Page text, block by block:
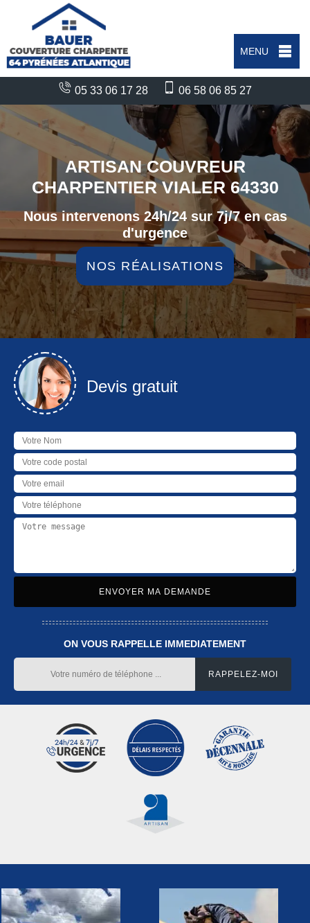
MENU
05 33 06 17 28 06 58 06 85 27
ARTISAN COUVREUR
CHARPENTIER VIALER 64330
Nous intervenons 24h/24 sur 7j/7 en cas
d'urgence
NOS RÉALISATIONS
Devis gratuit
ON VOUS RAPPELLE IMMEDIATEMENT